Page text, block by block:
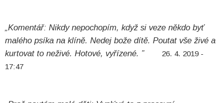
„Komentář: Nikdy nepochopím, když si veze někdo byť
malého psíka na klíně. Nedej bože dítě. Poutat vše živé a
kurtovat to neživé. Hotové, vyřízené. ”
26. 4. 2019 -
17:47